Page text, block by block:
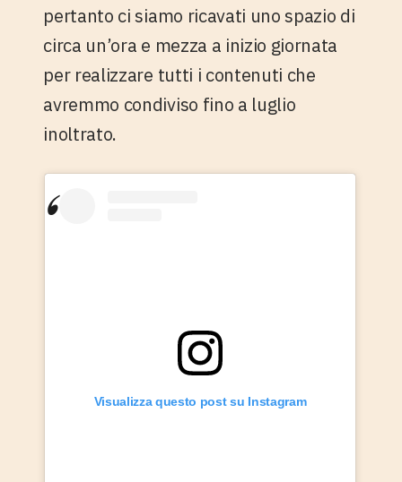
pertanto ci siamo ricavati uno spazio di
circa un’ora e mezza a inizio giornata
per realizzare tutti i contenuti che
avremmo condiviso fino a luglio
inoltrato.
Visualizza questo post su Instagram